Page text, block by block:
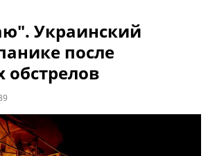
Украинский
после
обстрелов